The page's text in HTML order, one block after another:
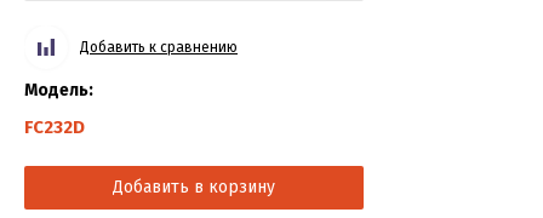
Добавить к сравнению
Модель:
FC232D
Добавить в корзину